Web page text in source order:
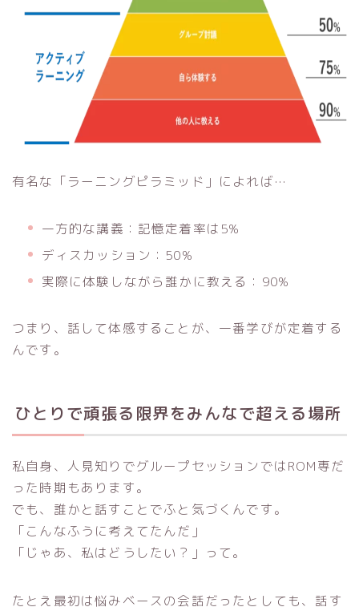
有名な「ラーニングピラミッド」によれば…
一方的な講義：記憶定着率は5%
ディスカッション：50%
実際に体験しながら誰かに教える：90%
つまり、話して体感することが、一番学びが定着する
んです。
ひとりで頑張る限界をみんなで超える場所
私自身、人見知りでグループセッションではROM専だ
った時期もあります。
でも、誰かと話すことでふと気づくんです。
「こんなふうに考えてたんだ」
「じゃあ、私はどうしたい？」って。
たとえ最初は悩みベースの会話だったとしても、話す